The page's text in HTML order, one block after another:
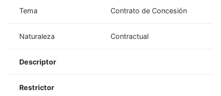
Tema Contrato de Concesión
Naturaleza Contractual
Descriptor
Restrictor